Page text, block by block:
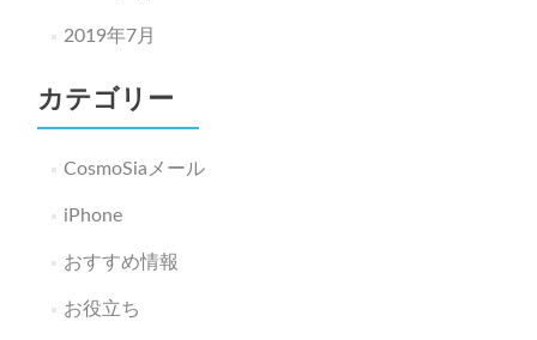
2019年7月
カテゴリー
CosmoSiaメール
iPhone
おすすめ情報
お役立ち